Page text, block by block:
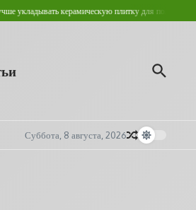
керамическую плитку для пола?
Суббота, 8 августа, 2026